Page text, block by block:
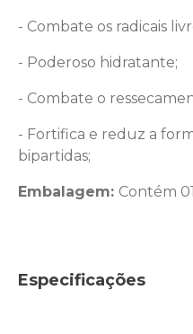
- Combate os radicais
- Poderoso hidratante;
- Combate o
- Fortifica e reduz a
bipartidas;
Embalagem: Contém
Especificações